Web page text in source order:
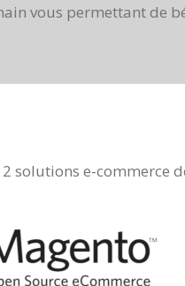
vous permettant de
solutions e-commerce